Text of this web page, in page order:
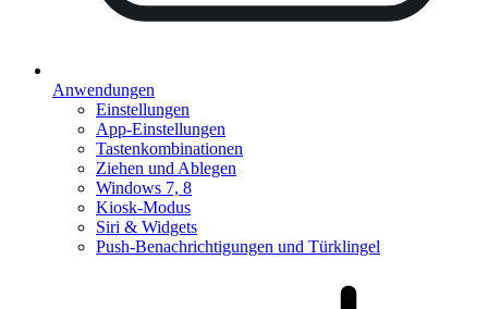
Anwendungen
Einstellungen
App-Einstellungen
Tastenkombinationen
Ziehen und Ablegen
Windows 7, 8
Kiosk-Modus
Siri & Widgets
Push-Benachrichtigungen und Türklingel